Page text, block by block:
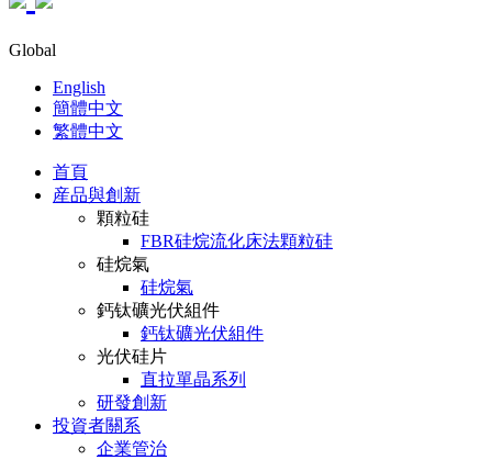
Global
English
簡體中文
繁體中文
首頁
産品與創新
顆粒硅
FBR硅烷流化床法顆粒硅
硅烷氣
硅烷氣
鈣钛礦光伏組件
鈣钛礦光伏組件
光伏硅片
直拉單晶系列
研發創新
投資者關系
企業管治